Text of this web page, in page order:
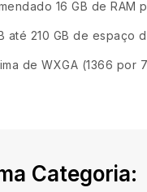
16 GB de
até 210 GB de espaço
de WXGA (1366 por
Categoria: